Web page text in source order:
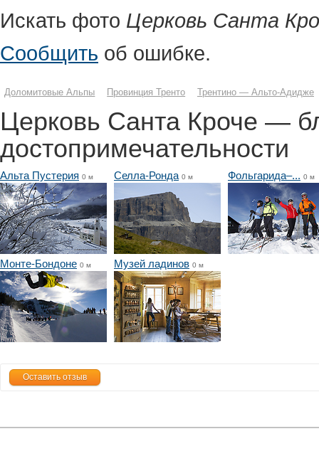
Искать фото Церковь Санта
Сообщить об ошибке.
Доломитовые Альпы Провинция Тренто Трентино — Альто-Адидже
Церковь Санта Кроче —
достопримечательности
Альта Пустерия 0 м Селла-Ронда 0 м Фольгарида–... 0 м
Монте-Бондоне 0 м Музей ладинов 0 м
Оставить отзыв